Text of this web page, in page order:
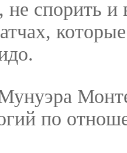
не спорить и
по